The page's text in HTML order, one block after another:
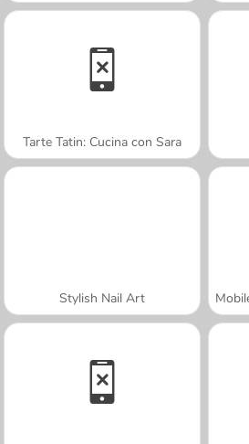
Tarte Tatin: Cucina con Sara
Stylish Nail Art